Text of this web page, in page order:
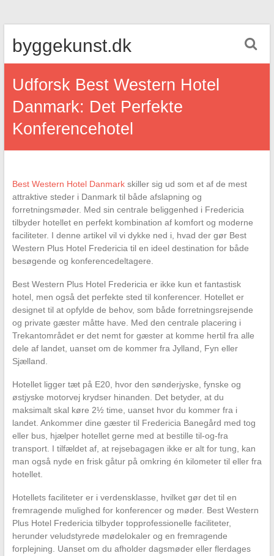
content
byggekunst.dk
Udforsk Best Western Hotel
Danmark: Det Perfekte
Konferencehotel
Best Western Hotel Danmarkskiller sig ud som et af de mest
attraktive steder i Danmark til både afslapning og
forretningsmøder. Med sin centrale beliggenhed i Fredericia
tilbyder hotellet en perfekt kombination af komfort og moderne
faciliteter. I denne artikel vil vi dykke ned i, hvad der gør Best
Western Plus Hotel Fredericia til en ideel destination for både
besøgende og konferencedeltagere.
Best Western Plus Hotel Fredericia er ikke kun et fantastisk
hotel, men også det perfekte sted til konferencer. Hotellet er
designet til at opfylde de behov, som både forretningsrejsende
og private gæster måtte have. Med den centrale placering i
Trekantområdet er det nemt for gæster at komme hertil fra alle
dele af landet, uanset om de kommer fra Jylland, Fyn eller
Sjælland.
Hotellet ligger tæt på E20, hvor den sønderjyske, fynske og
østjyske motorvej krydser hinanden. Det betyder, at du
maksimalt skal køre 2½ time, uanset hvor du kommer fra i
landet. Ankommer dine gæster til Fredericia Banegård med tog
eller bus, hjælper hotellet gerne med at bestille til-og-fra
transport. I tilfældet af, at rejsebagagen ikke er alt for tung, kan
man også nyde en frisk gåtur på omkring én kilometer til eller fra
hotellet.
Hotellets faciliteter er i verdensklasse, hvilket gør det til en
fremragende mulighed for konferencer og møder. Best Western
Plus Hotel Fredericia tilbyder topprofessionelle faciliteter,
herunder veludstyrede mødelokaler og en fremragende
forplejning. Uanset om du afholder dagsmøder eller flerdages